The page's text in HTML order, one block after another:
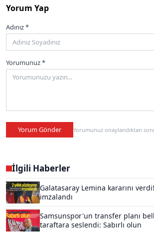
Yorum Yap
Adınız *
Yorumunuz *
Yorum Gönder Yorumunuz onaylandıktan
İlgili Haberler
Galatasaray Lemina kararını
imzalandı
Samsunspor'un transfer planı
taraftara seslendi: Sabırlı olun